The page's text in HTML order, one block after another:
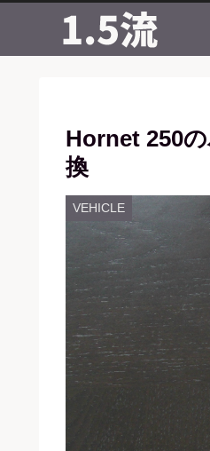
Hornet 250
換
VEHICLE